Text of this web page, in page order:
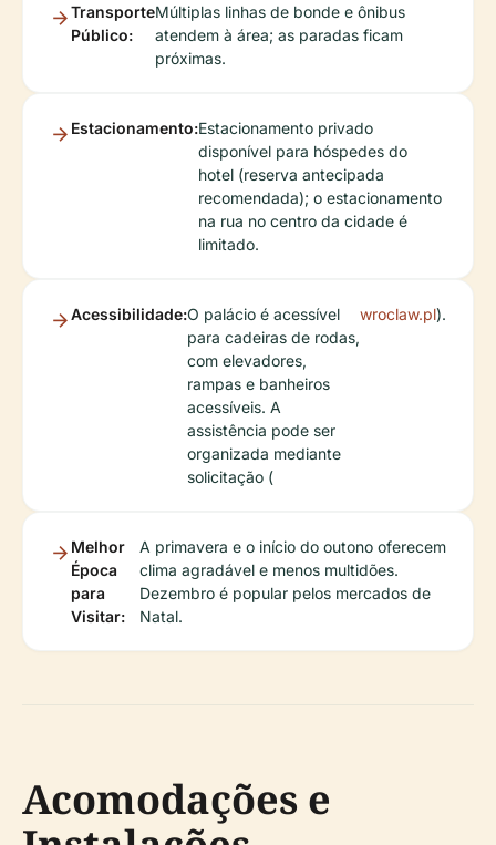
Transporte
Público:
Múltiplas linhas de bonde e ônibus
atendem à área; as paradas ficam
próximas.
Estacionamento:Estacionamento privado
disponível para hóspedes do
hotel (reserva antecipada
recomendada); o estacionamento
na rua no centro da cidade é
limitado.
Acessibilidade:O palácio é acessível
para cadeiras de rodas,
com elevadores,
rampas e banheiros
acessíveis. A
assistência pode ser
organizada mediante
solicitação (
wroclaw.pl).
Melhor
Época
para
Visitar:
A primavera e o início do outono oferecem
clima agradável e menos multidões.
Dezembro é popular pelos mercados de
Natal.
Acomodações e